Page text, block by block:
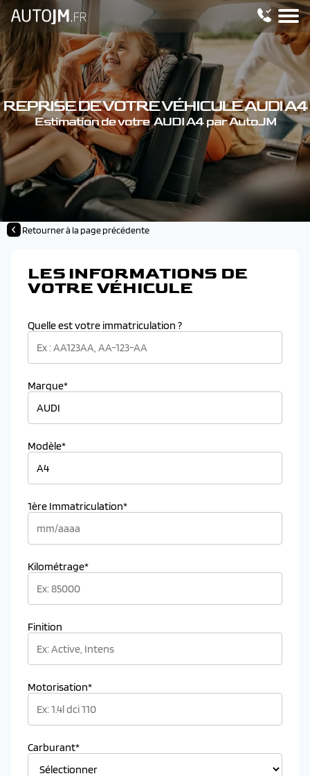
REPRISE DE VOTRE VÉHICULE AUDI A4
Estimation de votre AUDI A4 par AutoJM
Retourner à la page précédente
LES INFORMATIONS DE
VOTRE VÉHICULE
Quelle est votre immatriculation ?
Marque*
Modèle*
1ère Immatriculation*
Kilométrage*
Finition
Motorisation*
Carburant*